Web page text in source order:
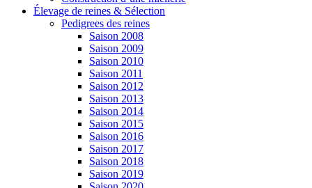
Élevage de reines & Sélection
Pedigrees des reines
Saison 2008
Saison 2009
Saison 2010
Saison 2011
Saison 2012
Saison 2013
Saison 2014
Saison 2015
Saison 2016
Saison 2017
Saison 2018
Saison 2019